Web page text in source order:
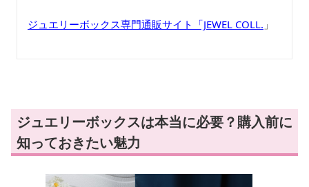
ジュエリーボックス専門通販サイト「JEWEL COLL. 」
ジュエリーボックスは本当に必要？購入前に
知っておきたい魅力